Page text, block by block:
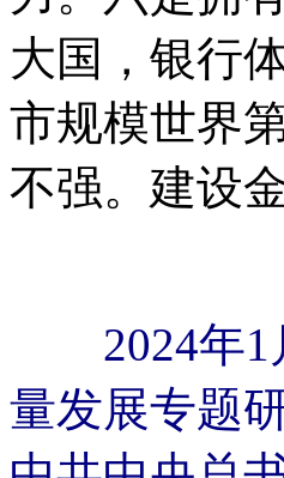
大国，银行
市规模世界
不强。建设
2024年1
量发展专题